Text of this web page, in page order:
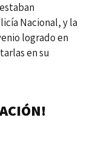
Nacional, y la
logrado en
en su